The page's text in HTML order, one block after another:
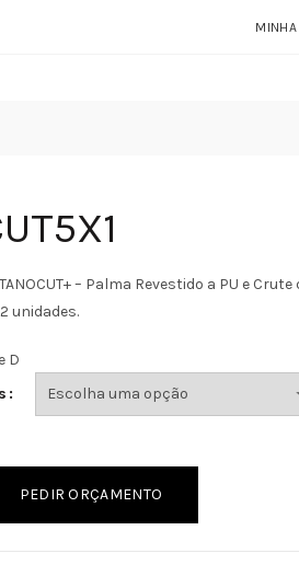
– Palma Revestido a PU e Crute
unidades.
de VENICUT5X1
PEDIR ORÇAMENTO